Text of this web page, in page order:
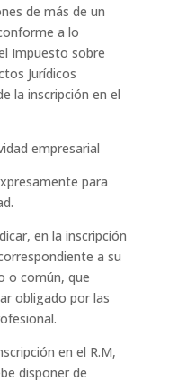
de más de un
a lo
Impuesto sobre
Jurídicos
la inscripción en el
empresarial
para
en la inscripción
a su
o común, que
obligado por las
en el R.M,
disponer de